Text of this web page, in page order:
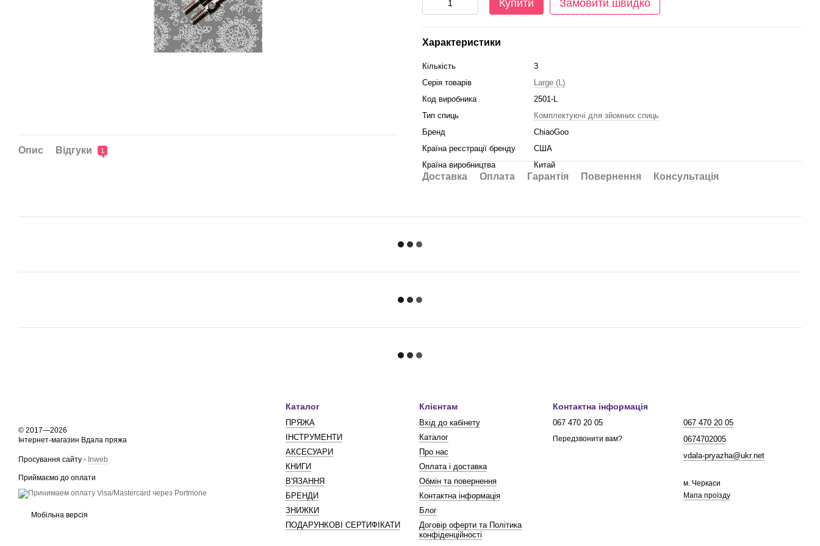
Опис Відгуки 1
Купити Замовити швидко
Характеристики
Кількість
3
Серія товарів
Large (L)
Код виробника
2501-L
Тип спиць
Комплектуючі для зйомних спиць
Бренд
ChiaoGoo
Країна реєстрації бренду
США
Країна виробництва
Китай
Доставка Оплата Гарантія Повернення Консультація
© 2017—2026
Інтернет-магазин Вдала пряжа
Просування сайту - Inweb
Приймаємо до оплати
Мобільна версія
Каталог
ПРЯЖА
ІНСТРУМЕНТИ
АКСЕСУАРИ
КНИГИ
В'ЯЗАННЯ
БРЕНДИ
ЗНИЖКИ
ПОДАРУНКОВІ СЕРТИФІКАТИ
Клієнтам
Вхід до кабінету
Каталог
Про нас
Оплата і доставка
Обмін та повернення
Контактна інформація
Блог
Договір оферти та Політика
конфіденційності
Контактна інформація
067 470 20 05
Передзвонити вам?
067 470 20 05
0674702005
vdala-pryazha@ukr.net
м. Черкаси
Мапа проїзду